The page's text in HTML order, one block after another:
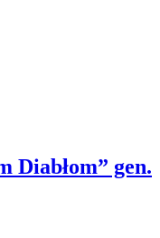
Diabłom” gen.